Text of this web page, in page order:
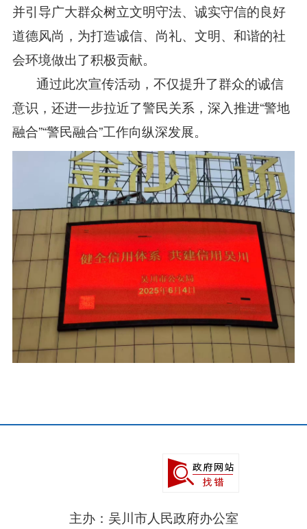
并引导广大群众树立文明守法、诚实守信的良好
道德风尚，为打造诚信、尚礼、文明、和谐的社
会环境做出了积极贡献。
通过此次宣传活动，不仅提升了群众的诚信
意识，还进一步拉近了警民关系，深入推进“警地
融合”“警民融合”工作向纵深发展。
主办：吴川市人民政府办公室